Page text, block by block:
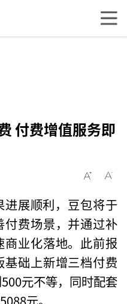
付费增值服务即
展顺利，豆包将于
费场景，并通过补
业化落地。此前报
础上新增三档付费
元不等，同时配套
元。